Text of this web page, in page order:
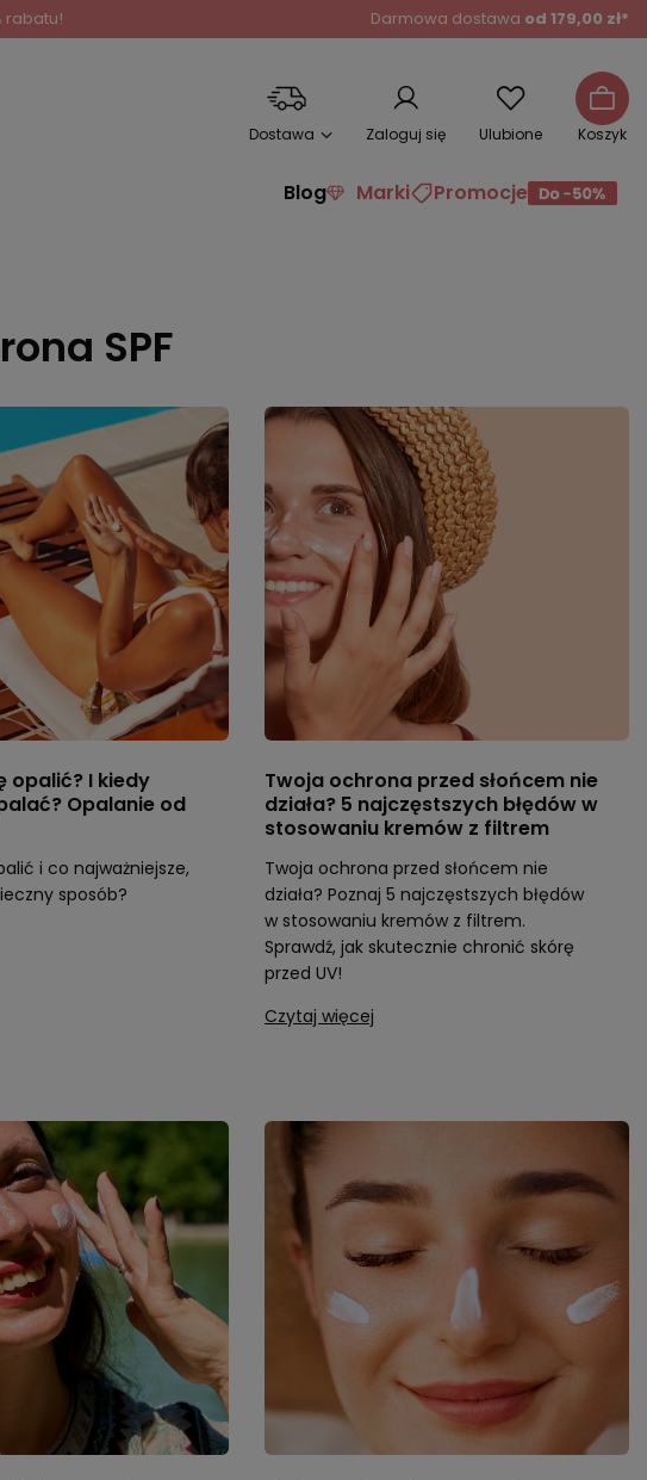
rabatu! Darmowa dostawa od 179,00 zł*
Dostawa Zaloguj się Ulubione Koszyk
Blog Marki Promocje
SPF
opalić? I kiedy
Opalanie od
i co najważniejsze,
sposób?
Twoja ochrona przed słońcem nie
działa? 5 najczęstszych błędów w
stosowaniu kremów z filtrem
Twoja ochrona przed słońcem nie
działa? Poznaj 5 najczęstszych błędów
w stosowaniu kremów z filtrem.
Sprawdź, jak skutecznie chronić skórę
przed UV!
Czytaj więcej